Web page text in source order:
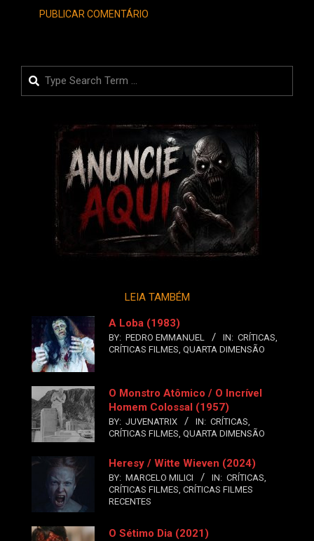
Search
LEIA TAMBÉM
A Loba (1983)
BY: PEDRO EMMANUEL IN: CRÍTICAS
CRÍTICAS FILMES QUARTA DIMENSÃO
O Monstro Atômico / O Incrível
Homem Colossal (1957)
BY: JUVENATRIX IN: CRÍTICAS
CRÍTICAS FILMES QUARTA DIMENSÃO
Heresy / Witte Wieven (2024)
BY: MARCELO MILICI IN: CRÍTICAS
CRÍTICAS FILMES CRÍTICAS FILMES
RECENTES
O Sétimo Dia (2021)